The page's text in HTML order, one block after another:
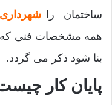
ساختمان را شهرداری
همه مشخصات فنی که
بنا شود ذکر می گردد.
پایان کار